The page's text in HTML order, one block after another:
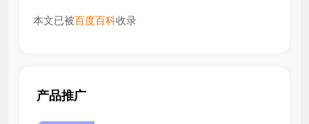
本文已被百度百科收录
产品推广